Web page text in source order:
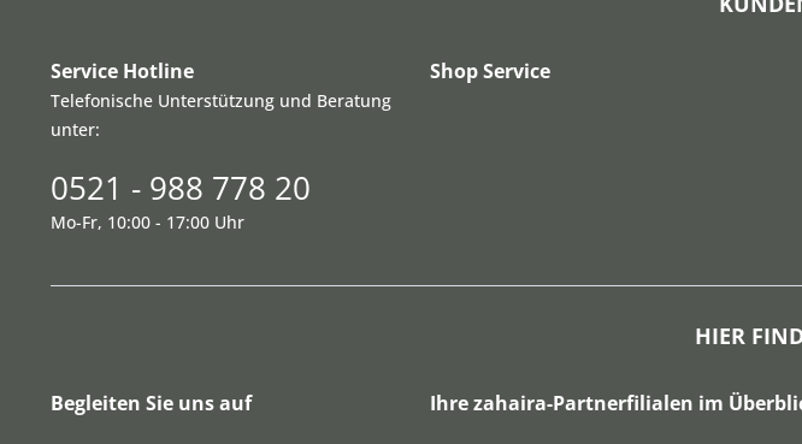
Service Hotline
Telefonische Unterstützung und Beratung
unter:
0521 - 988 778 20
Mo-Fr, 10:00 - 17:00 Uhr
Shop Service
HIER
Begleiten Sie uns auf Ihre zahaira-Partnerfilialen im